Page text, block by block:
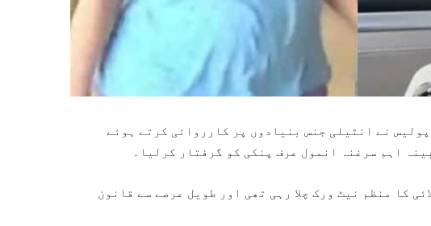
نے انٹیلی جنس بنیادوں پر کارروائی کرتے ہوئے
اہم سرغنہ انمول عرف پنکی کو گرفتار کرلیا۔
کا منظم نیٹ ورک چلا رہی تھی اور طویل عرصے سے قانون